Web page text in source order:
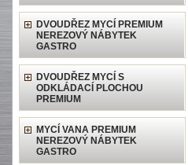
DVOUDŘEZ MYCÍ PREMIUM
NEREZOVÝ NÁBYTEK
GASTRO
DVOUDŘEZ MYCÍ S
ODKLÁDACÍ PLOCHOU
PREMIUM
MYCÍ VANA PREMIUM
NEREZOVÝ NÁBYTEK
GASTRO